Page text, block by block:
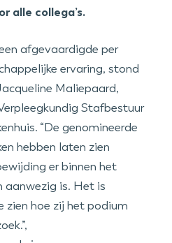
alle collega’s.
afgevaardigde per
ervaring, stond
Maliepaard,
Stafbestuur
“De genomineerde
hebben laten zien
er binnen het
aanwezig is. Het is
hoe zij het podium